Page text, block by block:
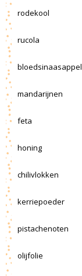
rodekool
rucola
bloedsinaasappel
mandarijnen
feta
honing
chilivlokken
kerriepoeder
pistachenoten
olijfolie